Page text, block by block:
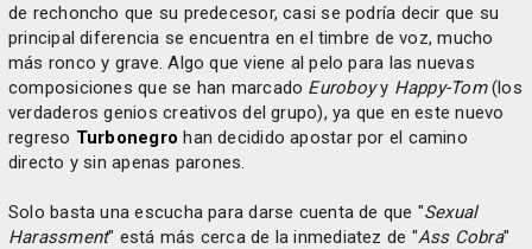
de rechoncho que su predecesor, casi se podría decir que su
principal diferencia se encuentra en el timbre de voz, mucho
más ronco y grave. Algo que viene al pelo para las nuevas
composiciones que se han marcado Euroboyy Happy-Tom(los
verdaderos genios creativos del grupo), ya que en este nuevo
regreso Turbonegro han decidido apostar por el camino
directo y sin apenas parones.
Solo basta una escucha para darse cuenta de que "Sexual
Harassment" está más cerca de la inmediatez de "Ass Cobra"